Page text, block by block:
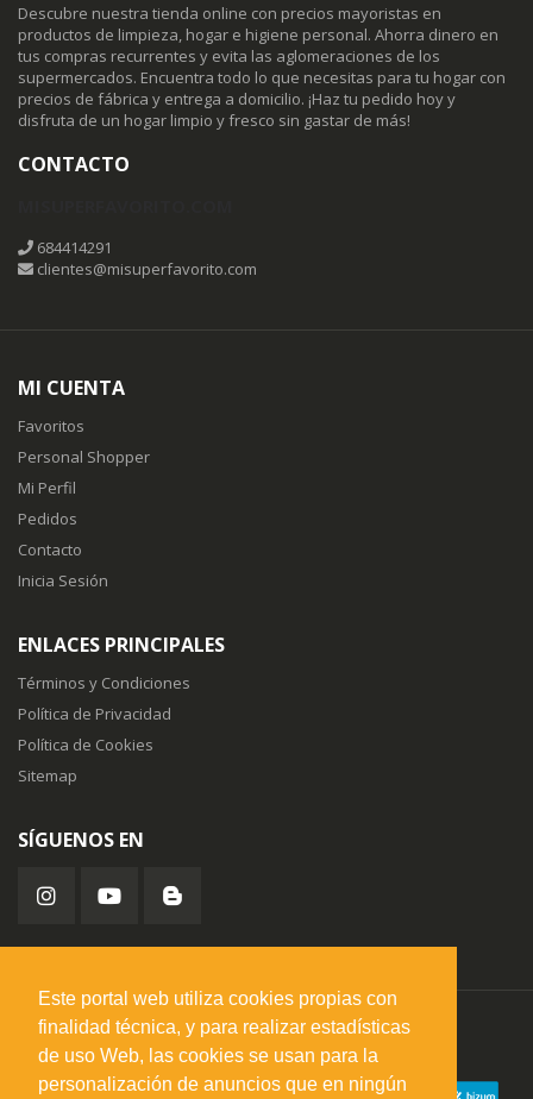
Este portal web utiliza cookies propias con
finalidad técnica, y para realizar estadísticas
de uso Web, las cookies se usan para la
personalización de anuncios que en ningún
Descubre nuestra tienda online con precios mayoristas en
productos de limpieza, hogar e higiene personal. Ahorra dinero en
tus compras recurrentes y evita las aglomeraciones de los
supermercados. Encuentra todo lo que necesitas para tu hogar con
precios de fábrica y entrega a domicilio. ¡Haz tu pedido hoy y
disfruta de un hogar limpio y fresco sin gastar de más!
CONTACTO
684414291
clientes@misuperfavorito.com
MI CUENTA
Favoritos
Personal Shopper
Mi Perfil
Pedidos
Contacto
Inicia Sesión
ENLACES PRINCIPALES
Términos y Condiciones
Política de Privacidad
Política de Cookies
Sitemap
SÍGUENOS EN
misuperfavorito.com.
© 2026. Todos los derechos reservados.